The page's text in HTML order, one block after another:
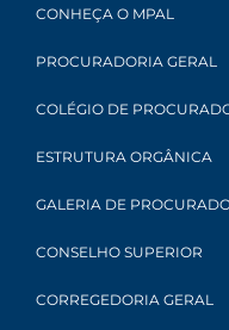
CONHEÇA O MPAL
PROCURADORIA GERAL
COLÉGIO DE
ESTRUTURA ORGÂNICA
GALERIA DE
CONSELHO SUPERIOR
CORREGEDORIA GERAL